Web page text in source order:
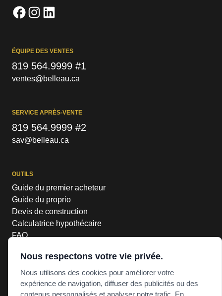
Nous respectons votre vie privée.
Nous utilisons des cookies pour améliorer votre
expérience de navigation, diffuser des publicités ou des
contenus personnalisés et analyser notre trafic. En
ÉQUIPE DES VENTES
819 564.9999 #1
ventes@belleau.ca
SERVICE APRÈS-VENTE
819 564.9999 #2
sav@belleau.ca
OUTILS
Guide du premier acheteur
Guide du proprio
Devis de construction
Calculatrice hypothécaire
FAQ
RBQ #8308-6900-22
POLITIQUE DE CONFIDENTIALITÉ